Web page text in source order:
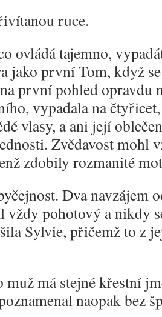
ruce.
ovládá tajemno,
jako první Tom, když
první pohled opravdu
vypadala na
vlasy, a ani její
Zvědavost mohl
zdobily rozmanité
Dva navzájem
vždy pohotový a nikdy
Sylvie, přičemž to z
muž má stejné křestní
naopak bez